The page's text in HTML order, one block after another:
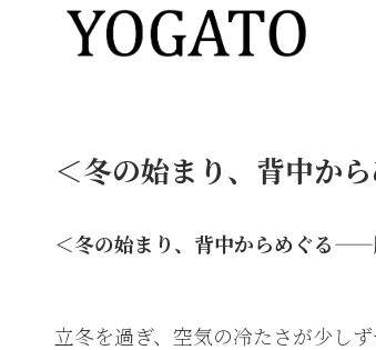
＜冬の始まり、背中か
＜冬の始まり、背中からめぐる
立冬を過ぎ、空気の冷たさが少しず